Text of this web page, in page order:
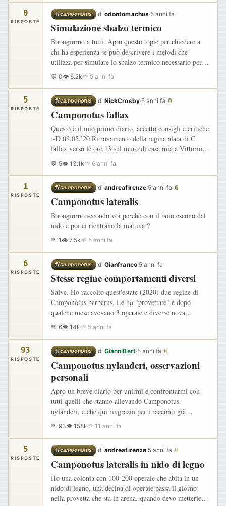
0
RISPOSTE
f/camponotus ·diodontomachus·5 anni fa
Simulazione sbalzo termico
Buongiorno a tutti. Apro questo topic per chiedere a
chi ha esperienza se può descrivere i metodi che
utilizza per simulare lo sbalzo termico necessario per
l'allevamento di certe specie, come ad esempio
Camponotus…
💬 0👁 6.2k🌱 5 anni fa
5
RISPOSTE
f/camponotus ·diNickCrosby·5 anni fa·📎
Camponotus fallax
Questo è il mio primo diario, accetto consigli e critiche
:-D 08.05.’20 Ritrovamento della regina alata di C.
fallax verso le ore 13 sul muro di casa mia a Vittorio
Veneto (TV). Tempo di leggermi qualcosa sul forum e
mi…
💬 5👁 13.1k🌱 6 anni fa
1
RISPOSTE
f/camponotus ·diandreafirenze·5 anni fa·📎
Camponotus lateralis
Buongiorno secondo voi perchè con il buio escono dal
nido e poi ci rientrano la mattina ?
💬 1 👁 7.5k🌱 5 anni fa
6
RISPOSTE
f/camponotus ·diGianfranco·5 anni fa
Stesse regine comportamenti diversi
Salve. Ho raccolto quest'estate (2020) due regine di
Camponotus barbarus. Le ho "provettate" e dopo
qualche mese avevano 3 operaie e diverse uova,
siccome la specie è abbastanza grande ho pensato di
trasferirle in…
💬 6👁 14k🌱 5 anni fa
93
RISPOSTE
f/camponotus ·diGianniBert·5 anni fa·📎
Camponotus nylanderi, osservazioni
personali
Apro un breve diario per unirmi e confrontarmi con
tutti quelli che stanno allevando Camponotus
nylanderi, e che qui ringrazio per i racconti già
pubblicati. Questa formica fino a poco fa era stata
ingiustamente poco…
💬 93👁 158k🌱 11 anni fa
5
RISPOSTE
f/camponotus ·diandreafirenze·5 anni fa·📎
Camponotus lateralis in nido di legno
Ho una colonia con 100-200 operaie che abita in un
nido di legno, una decina di operaie passa il giorno
nella provetta che sta in arena. quando devo metterle in